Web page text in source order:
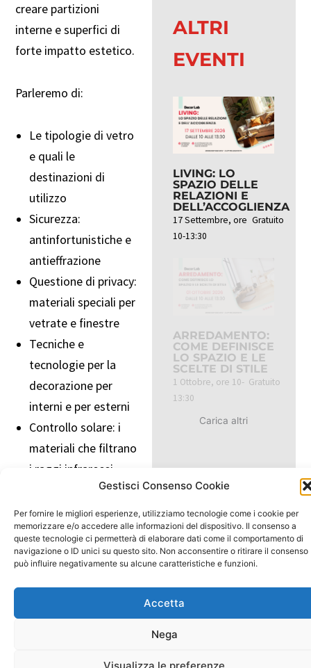
Gestisci Consenso Cookie
Per fornire le migliori esperienze, utilizziamo tecnologie come i cookie per
memorizzare e/o accedere alle informazioni del dispositivo. Il consenso a
queste tecnologie ci permetterà di elaborare dati come il comportamento di
navigazione o ID unici su questo sito. Non acconsentire o ritirare il consenso
può influire negativamente su alcune caratteristiche e funzioni.
Accetta
Nega
Visualizza le preferenze
creare partizioni
interne e superfici di
forte impatto estetico.
Parleremo di:
Le tipologie di vetro
e quali le
destinazioni di
utilizzo
Sicurezza:
antinfortunistiche e
antieffrazione
Questione di privacy:
materiali speciali per
vetrate e finestre
Tecniche e
tecnologie per la
decorazione per
interni e per esterni
Controllo solare: i
materiali che filtrano
i raggi infrarossi
Riqualificazione:
pellicole materiche
Non solo adesivo: le
soluzioni che non
usano collanti
materiali per
ALTRI
EVENTI
LIVING: LO
SPAZIO DELLE
RELAZIONI E
DELL’ACCOGLIENZA
17 Settembre, ore
10-13:30
Gratuito
ARREDAMENTO:
COME DEFINISCE
LO SPAZIO E LE
SCELTE DI STILE
1 Ottobre, ore 10-
13:30
Gratuito
Carica altri